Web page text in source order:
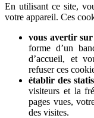
En utilisant ce site,
votre appareil. Ces
vous avertir sur
forme d’un
d’accueil, et
refuser ces
établir des
visiteurs et la
pages vues,
des visites.